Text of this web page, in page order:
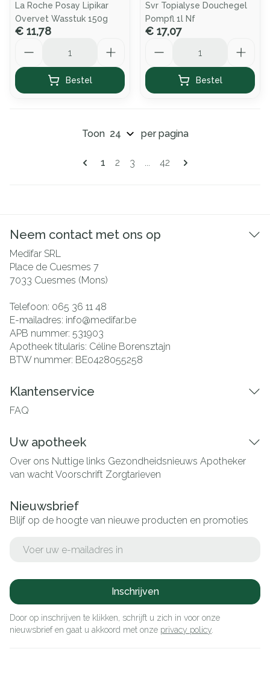
La Roche Posay Lipikar
Overvet Wasstuk 150g
€ 11,78
Bestel
Svr Topialyse Douchegel
Pompfl 1l Nf
€ 17,07
Bestel
Pagina's
U lees momenteel pagina
1 Pagina
2 Pagina
3 ... Pagina
42
Toon per pagina
Neem contact met ons op
Medifar SRL
Place de Cuesmes 7
7033 Cuesmes (Mons)
Telefoon: 065 36 11 48
E-mailadres: info@medifar.be
APB nummer: 531903
Apotheek titularis: Céline Borensztajn
BTW nummer: BE0428055258
Klantenservice
FAQ
Uw apotheek
Over ons Nuttige links Gezondheidsnieuws Apotheker
van wachtVoorschrift Zorgtarieven
Nieuwsbrief
Blijf op de hoogte van nieuwe producten en promoties
Inschrijven
Door op inschrijven te klikken, schrijft u zich in voor onze
nieuwsbrief en gaat u akkoord met onze privacy policy